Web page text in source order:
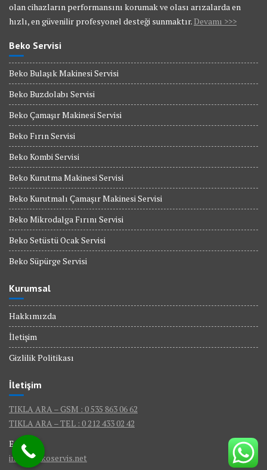
olan cihazların performansını korumak ve olası arızalarda en
hızlı, en güvenilir profesyonel desteği sunmaktır. Devamı >>>
Beko Servisi
Beko Bulaşık Makinesi Servisi
Beko Buzdolabı Servisi
Beko Çamaşır Makinesi Servisi
Beko Fırın Servisi
Beko Kombi Servisi
Beko Kurutma Makinesi Servisi
Beko Kurutmalı Çamaşır Makinesi Servisi
Beko Mikrodalga Fırını Servisi
Beko Setüstü Ocak Servisi
Beko Süpürge Servisi
Kurumsal
Hakkımızda
İletişim
Gizlilik Politikası
İletişim
TIKLA ARA – GSM : 0 535 863 06 62
TIKLA ARA – TEL : 0 212 433 02 42
E-Mail :
info@bekoservis.net